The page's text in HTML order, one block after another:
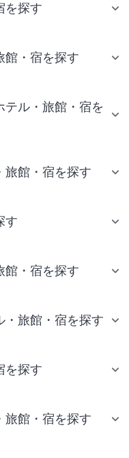
を探す
館・宿を探す
ル・旅館・宿を
旅館・宿を探す
す
館・宿を探す
・旅館・宿を探す
を探す
旅館・宿を探す